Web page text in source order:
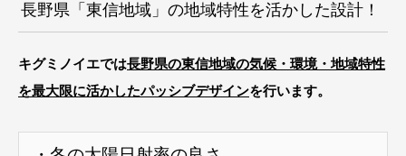
長野県「東信地域」の地域特性を活かした設計！
キグミノイエでは長野県の東信地域の気候・環境・地域特性
を最大限に活かしたパッシブデザインを行います。